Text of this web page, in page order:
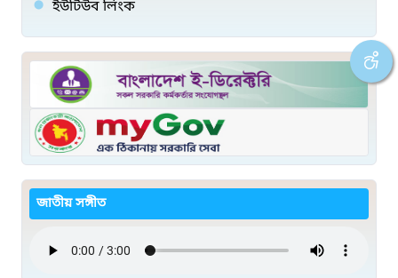
ইউটিউব লিংক
জাতীয় সঙ্গীত